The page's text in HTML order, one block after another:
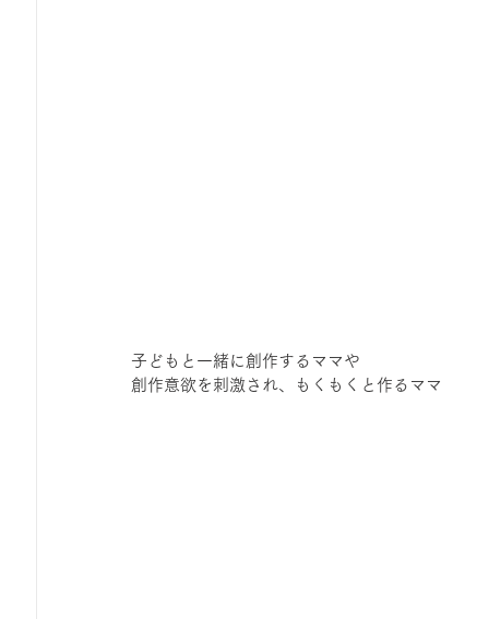
子どもと一緒に創作するママや
創作意欲を刺激され、もくもくと作るママ